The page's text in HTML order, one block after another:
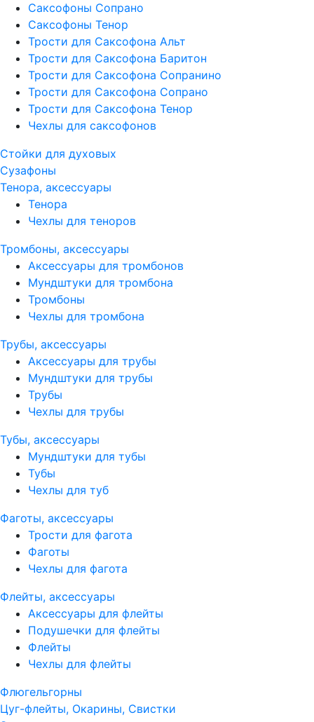
Саксофоны Сопрано
Саксофоны Тенор
Трости для Саксофона Альт
Трости для Саксофона Баритон
Трости для Саксофона Сопранино
Трости для Саксофона Сопрано
Трости для Саксофона Тенор
Чехлы для саксофонов
Стойки для духовых
Сузафоны
Тенора, аксессуары
Тенора
Чехлы для теноров
Тромбоны, аксессуары
Аксессуары для тромбонов
Мундштуки для тромбона
Тромбоны
Чехлы для тромбона
Трубы, аксессуары
Аксессуары для трубы
Мундштуки для трубы
Трубы
Чехлы для трубы
Тубы, аксессуары
Мундштуки для тубы
Тубы
Чехлы для туб
Фаготы, аксессуары
Трости для фагота
Фаготы
Чехлы для фагота
Флейты, аксессуары
Аксессуары для флейты
Подушечки для флейты
Флейты
Чехлы для флейты
Флюгельгорны
Цуг-флейты, Окарины, Свистки